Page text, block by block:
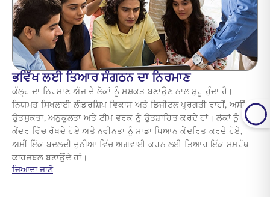
ਭਵਿੱਖ ਲਈ ਤਿਆਰ ਸੰਗਠਨ ਦਾ ਨਿਰਮਾਣ
ਕੱਲ੍ਹ ਦਾ ਨਿਰਮਾਣ ਅੱਜ ਦੇ ਲੋਕਾਂ ਨੂੰ ਸਸ਼ਕਤ ਬਣਾਉਣ ਨਾਲ ਸ਼ੁਰੂ ਹੁੰਦਾ ਹੈ।
ਨਿਯਮਤ ਸਿਖਲਾਈ ਲੀਡਰਸ਼ਿਪ ਵਿਕਾਸ ਅਤੇ ਡਿਜੀਟਲ ਪ੍ਰਗਤੀ ਰਾਹੀਂ, ਅਸੀਂ
ਉਤਸੁਕਤਾ, ਅਨੁਕੂਲਤਾ ਅਤੇ ਟੀਮ ਵਰਕ ਨੂੰ ਉਤਸ਼ਾਹਿਤ ਕਰਦੇ ਹਾਂ। ਲੋਕਾਂ ਨੂੰ
ਕੇਂਦਰ ਵਿੱਚ ਰੱਖਦੇ ਹੋਏ ਅਤੇ ਨਵੀਨਤਾ ਨੂੰ ਸਾਡਾ ਧਿਆਨ ਕੇਂਦਰਿਤ ਕਰਦੇ ਹੋਏ,
ਅਸੀਂ ਇੱਕ ਬਦਲਦੀ ਦੁਨੀਆ ਵਿੱਚ ਅਗਵਾਈ ਕਰਨ ਲਈ ਤਿਆਰ ਇੱਕ ਸਮਰੱਥ
ਕਾਰਜਬਲ ਬਣਾਉਂਦੇ ਹਾਂ।
ਜਿਆਦਾ ਜਾਣੋabout ਭਵਿੱਖ ਲਈ ਤਿਆਰ ਸੰਗਠਨ ਦਾ ਨਿਰਮਾਣ